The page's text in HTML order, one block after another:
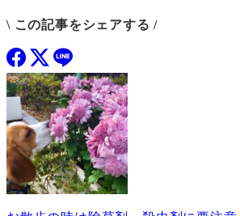
\ この記事をシェアする /